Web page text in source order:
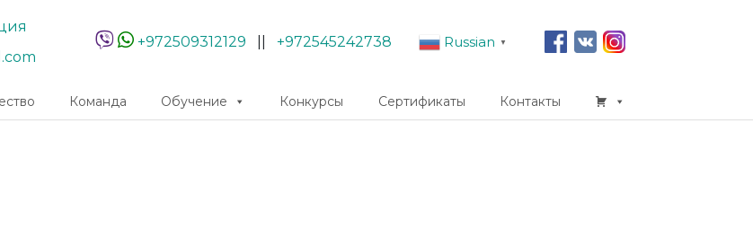
+972509312129 +972545242738 Russian ▼
Команда Обучение Конкурсы Сертификаты Контакты